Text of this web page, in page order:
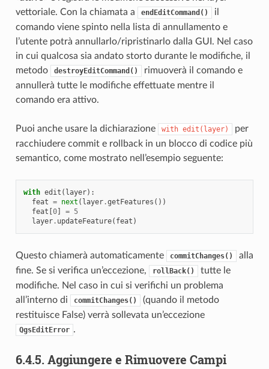
vettoriale. Con la chiamata a
endEditCommand()
il
comando viene spinto nella lista di annullamento e
l’utente potrà annullarlo/ripristinarlo dalla GUI. Nel caso
in cui qualcosa sia andato storto durante le modifiche, il
metodo
destroyEditCommand()
rimuoverà il comando e
annullerà tutte le modifiche effettuate mentre il
comando era attivo.
Puoi anche usare la dichiarazione with edit(layer)
per
racchiudere commit e rollback in un blocco di codice più
semantico, come mostrato nell’esempio seguente:
with edit ( layer):
feat = next ( layer.getFeatures ())
feat [0] = 5
layer. updateFeature( feat )
Questo chiamerà automaticamente commitChanges()
alla
fine. Se si verifica un’eccezione,
rollBack()
tutte le
modifiche. Nel caso in cui si verifichi un problema
all’interno di
commitChanges()
(quando il metodo
restituisce False) verrà sollevata un’eccezione
QgsEditError .
6.4.5. Aggiungere e Rimuovere Campi